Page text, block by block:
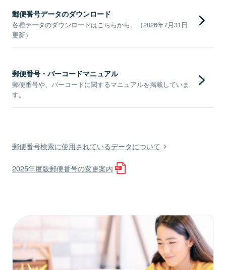
郵便番号データのダウンロード
各種データのダウンロードはこちらから。（2026年7月31日
更新）
郵便番号・バーコードマニュアル
郵便番号や、バーコードに関するマニュアルを掲載していま
す。
郵便番号検索に使用されているデータについて
2025年度版郵便番号の変更案内